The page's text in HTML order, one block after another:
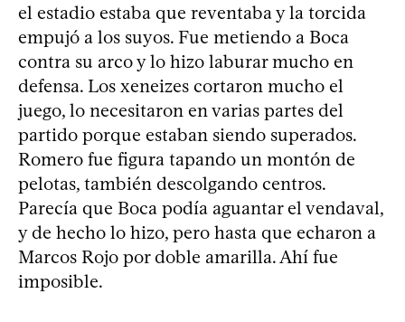
el estadio estaba que reventaba y la torcida
empujó a los suyos. Fue metiendo a Boca
contra su arco y lo hizo laburar mucho en
defensa. Los xeneizes cortaron mucho el
juego, lo necesitaron en varias partes del
partido porque estaban siendo superados.
Romero fue figura tapando un montón de
pelotas, también descolgando centros.
Parecía que Boca podía aguantar el vendaval,
y de hecho lo hizo, pero hasta que echaron a
Marcos Rojo por doble amarilla. Ahí fue
imposible.